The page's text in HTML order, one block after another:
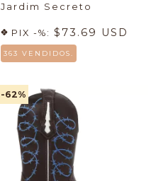
Jardim Secreto
PIX -%: $73.69 USD
363 VENDIDOS.
-62%